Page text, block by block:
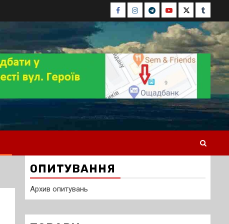
Facebook
Instagram
TelegramYoutubeTwitterTumblr
ОПИТУВАННЯ
Архив опитувань